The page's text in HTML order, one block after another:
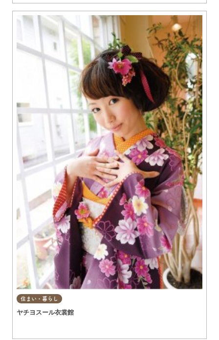
住まい・暮らし
ヤチヨスール衣裳館